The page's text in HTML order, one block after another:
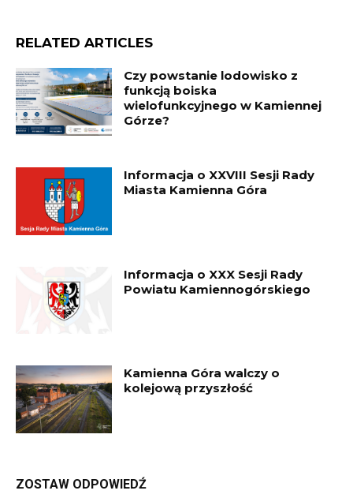
RELATED ARTICLES
Czy powstanie lodowisko z
funkcją boiska
wielofunkcyjnego w Kamiennej
Górze?
Informacja o XXVIII Sesji Rady
Miasta Kamienna Góra
Informacja o XXX Sesji Rady
Powiatu Kamiennogórskiego
Kamienna Góra walczy o
kolejową przyszłość
ZOSTAW ODPOWIEDŹ